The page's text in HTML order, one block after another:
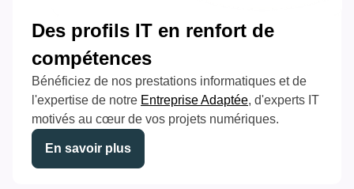
Des profils IT en renfort de
compétences
Bénéficiez de nos prestations informatiques et de
l'expertise de notre Entreprise Adaptée, d'experts IT
motivés au cœur de vos projets numériques.
En savoir plus